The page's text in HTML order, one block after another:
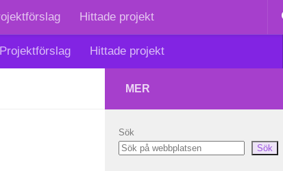
Hittade projekt
Projektförslag Hittade projekt
MER
Sök
Sök